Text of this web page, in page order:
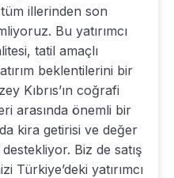
illerinden son
Bu yatırımcı
tatil amaçlı
beklentilerini bir
Kıbrıs’ın coğrafi
arasında önemli bir
kira getirisi ve değer
Biz de satış
Türkiye’deki yatırımcı